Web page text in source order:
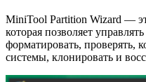
MiniTool Partition Wizard —
которая позволяет
форматировать, проверять,
системы, клонировать и